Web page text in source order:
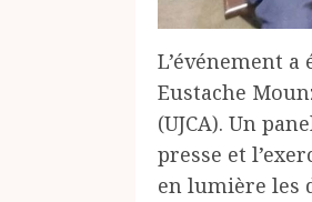
L’événement
Eustache
(UJCA). Un
presse et
en lumière les